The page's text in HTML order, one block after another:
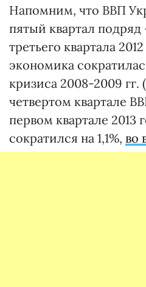
Напомним, что ВВП
пятый квартал подряд
третьего квартала
экономика
кризиса 2008-2009 гг.
четвертом квартале
первом квартале 2013
сократился на 1,1%, во